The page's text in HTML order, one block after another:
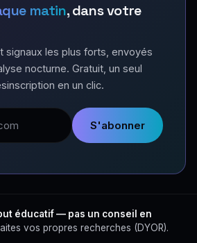
matin, dans votre
signaux les plus forts, envoyés
nocturne. Gratuit, un seul
en un clic.
S'abonner
éducatif — pas un conseil en
vos propres recherches (DYOR).